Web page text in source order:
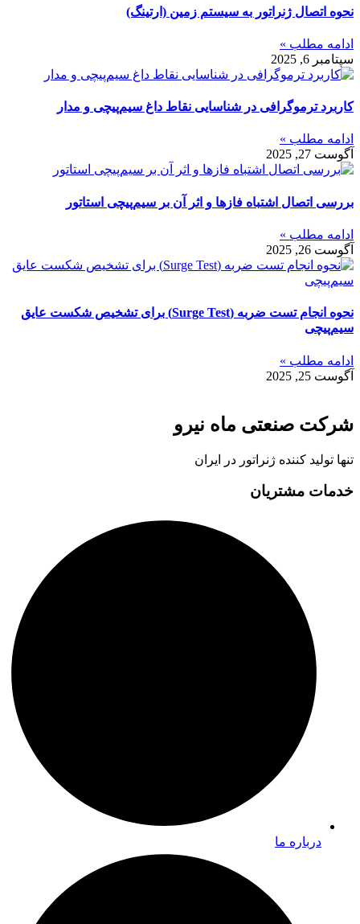
نحوه اتصال ژنراتور به سیستم زمین (ارتینگ)
ادامه مطلب »
سپتامبر 6, 2025
کاربرد ترموگرافی در شناسایی نقاط داغ سیم‌پیچی و مدار
ادامه مطلب »
آگوست 27, 2025
بررسی اتصال اشتباه فازها و اثر آن بر سیم‌پیچی استاتور
ادامه مطلب »
آگوست 26, 2025
نحوه انجام تست ضربه (Surge Test) برای تشخیص شکست عایق
سیم‌پیچی
ادامه مطلب »
آگوست 25, 2025
شرکت صنعتی ماه نیرو
تنها تولید کننده ژنراتور در ایران
خدمات مشتریان
درباره ما